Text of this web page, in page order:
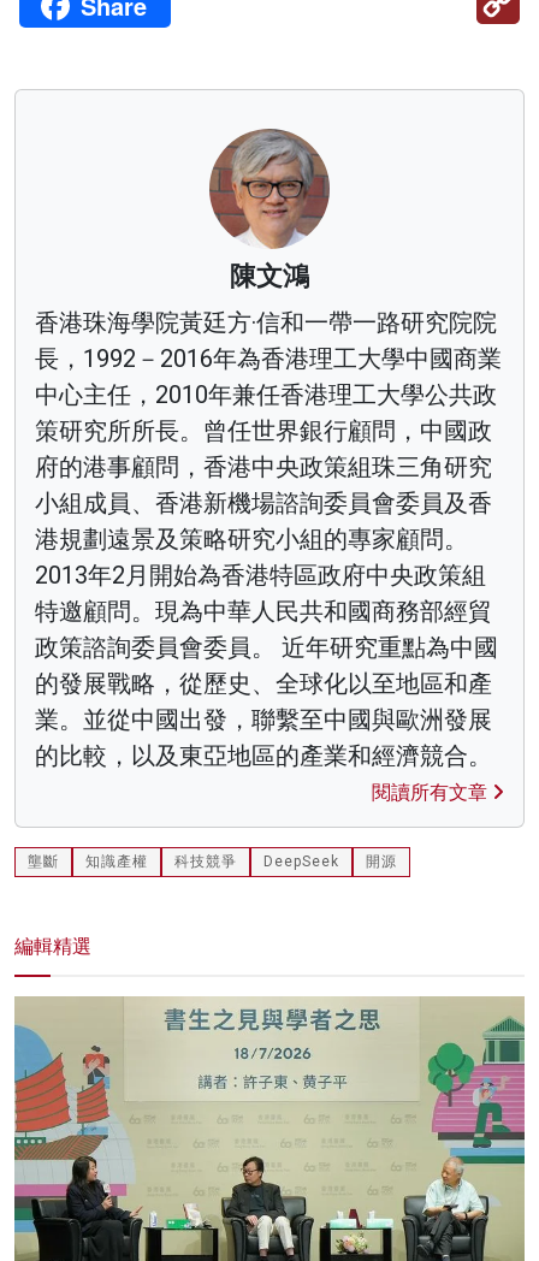
陳文鴻
香港珠海學院黃廷方·信和一帶一路研究院院
長，1992－2016年為香港理工大學中國商業
中心主任，2010年兼任香港理工大學公共政
策研究所所長。曾任世界銀行顧問，中國政
府的港事顧問，香港中央政策組珠三角研究
小組成員、香港新機場諮詢委員會委員及香
港規劃遠景及策略研究小組的專家顧問。
2013年2月開始為香港特區政府中央政策組
特邀顧問。現為中華人民共和國商務部經貿
政策諮詢委員會委員。 近年研究重點為中國
的發展戰略，從歷史、全球化以至地區和產
業。並從中國出發，聯繫至中國與歐洲發展
的比較，以及東亞地區的產業和經濟競合。
閱讀所有文章
壟斷 知識產權 科技競爭 DeepSeek 開源
編輯精選